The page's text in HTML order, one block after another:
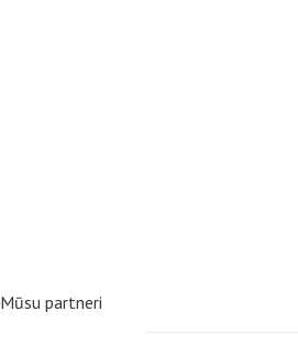
Mūsu partneri